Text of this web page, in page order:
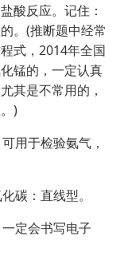
酸反应。记住：
。(推断题中经常
式，2014年全国
锰的，一定认真
其是不常用的，
)
用于检验氨气，
碳：直线型。
定会书写电子